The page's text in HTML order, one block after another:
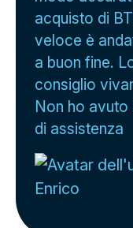
acquisto di
veloce è
a buon fine.
consiglio
Non ho avuto
di assistenza
Enrico